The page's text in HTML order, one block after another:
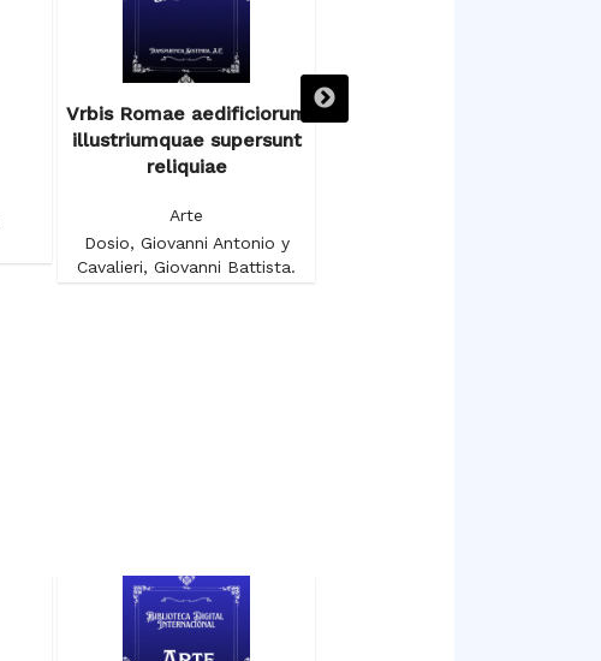
Vrbis Romae aedificiorum
illustriumquae supersunt
reliquiae
Arte
Dosio, Giovanni Antonio y
Cavalieri, Giovanni Battista.
Voyage autour du Salon